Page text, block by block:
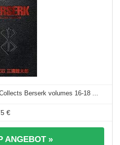
Berserk volumes 16-18 ...
€
ANGEBOT »